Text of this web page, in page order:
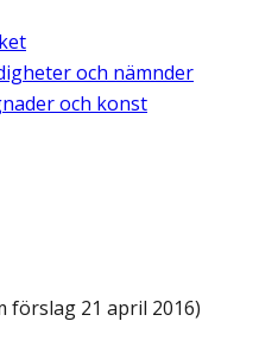
och nämnder
och konst
förslag 21 april 2016)